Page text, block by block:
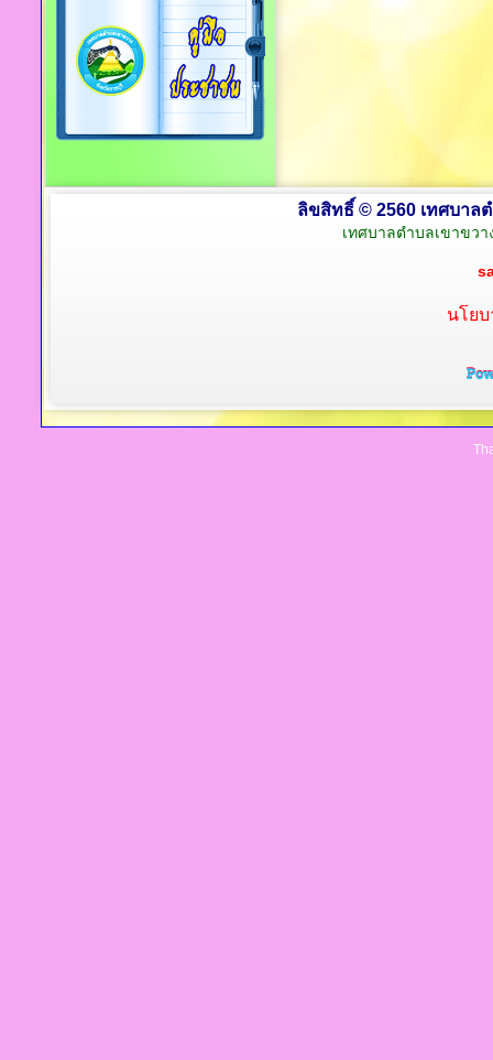
ลิขสิทธิ์ © 2560 เทศบาล
เทศบาลตำบลเขาขว
นโย